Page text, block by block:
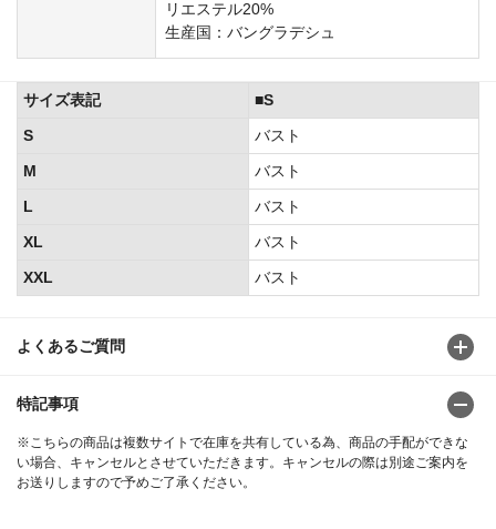
リエステル20%
生産国：バングラデシュ
よくあるご質問
特記事項
※こちらの商品は複数サイトで在庫を共有している為、商品の手配ができな
い場合、キャンセルとさせていただきます。キャンセルの際は別途ご案内を
お送りしますので予めご了承ください。
サイズ表記
■S
S
バスト
M
バスト
L
バスト
XL
バスト
XXL
バスト